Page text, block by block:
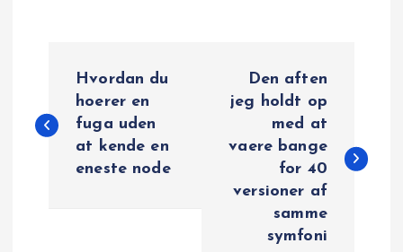
n
Hvordan du
hoerer en
fuga uden
at kende en
eneste node
Den aften
jeg holdt op
med at
vaere bange
for 40
versioner af
samme
symfoni